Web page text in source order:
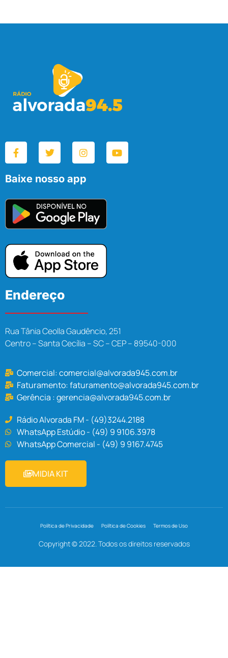
Baixe nosso app
Endereço
Rua Tânia Ceolla Gaudêncio, 251
Centro – Santa Cecília – SC – CEP – 89540-000
Comercial:comercial@alvorada945.com.br
Faturamento:faturamento@alvorada945.com.br
Gerência :gerencia@alvorada945.com.br
Rádio Alvorada FM - (49)3244.2188
WhatsApp Estúdio - (49) 9 9106.3978
WhatsApp Comercial - (49) 9 9167.4745
MIDIA KIT
Política de Privacidade Política de Cookies Termos de Uso
Copyright © 2022. Todos os direitos reservados